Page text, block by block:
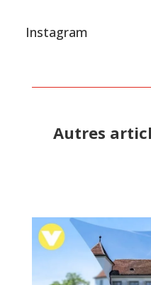
Instagram
Autres